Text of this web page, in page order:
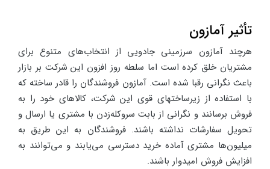
تأثیر آمازون
هرچند آمازون سرزمینی جادویی از انتخاب‌های متنوع برای
مشتریان خلق کرده است اما سلطه روز افزون این شرکت بر بازار
باعث نگرانی رقبا شده است. آمازون فروشندگان را قادر ساخته که
با استفاده از زیرساختهای قوی این شرکت، کالاهای خود را به
فروش برسانند و نگرانی از بابت سروکله‌زدن با مشتری یا ارسال و
تحویل سفارشات نداشته باشند. فروشندگان به این طریق به
میلیون‌ها مشتری آماده خرید دسترسی می‌یابند و می‌توانند به
افزایش فروش امیدوار باشند.